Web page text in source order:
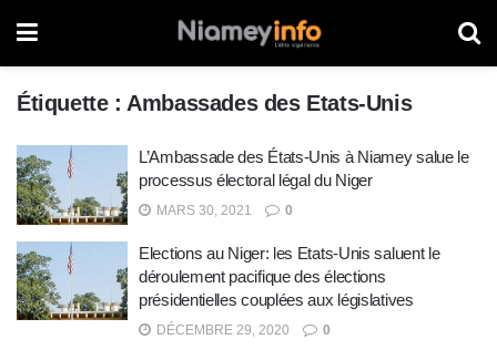
Étiquette : Ambassades des Etats-Unis
L’Ambassade des États-Unis à Niamey salue le
processus électoral légal du Niger
MARS 30, 2021 0
Elections au Niger: les Etats-Unis saluent le
déroulement pacifique des élections
présidentielles couplées aux législatives
DÉCEMBRE 29, 2020 0